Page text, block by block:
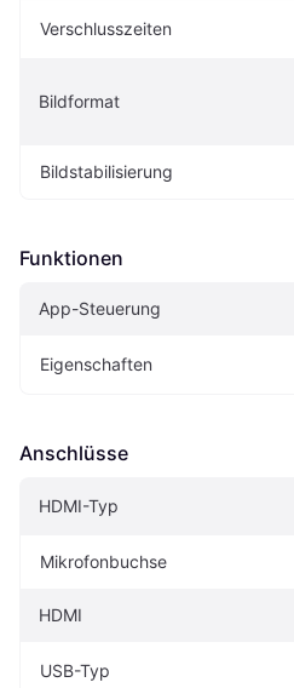
Verschlusszeiten
Bildformat
Bildstabilisierung
Funktionen
App-Steuerung
Eigen­schaften
Anschlüsse
HDMI-Typ
Mikrofonbuchse
HDMI
USB-Typ